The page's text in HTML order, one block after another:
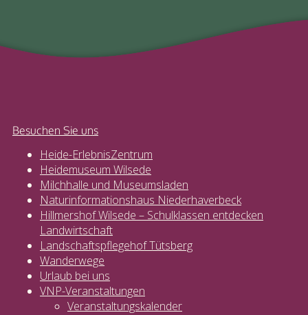
Besuchen Sie uns
Heide-ErlebnisZentrum
Heidemuseum Wilsede
Milchhalle und Museumsladen
Naturinformationshaus Niederhaverbeck
Hillmershof Wilsede – Schulklassen entdecken
Landwirt­schaft
Landschaftspflegehof Tütsberg
Wanderwege
Urlaub bei uns
VNP-Veranstaltungen
Veranstaltungskalender